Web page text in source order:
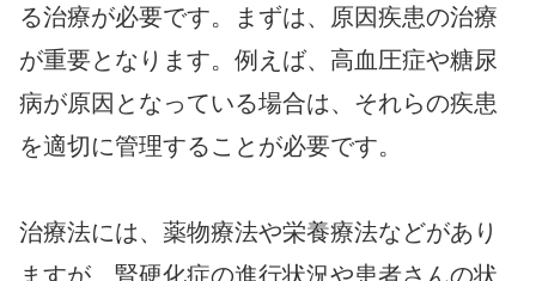
る治療が必要です。まずは、原因疾患の治療
が重要となります。例えば、高血圧症や糖尿
病が原因となっている場合は、それらの疾患
を適切に管理することが必要です。
治療法には、薬物療法や栄養療法などがあり
ますが、腎硬化症の進行状況や患者さんの状